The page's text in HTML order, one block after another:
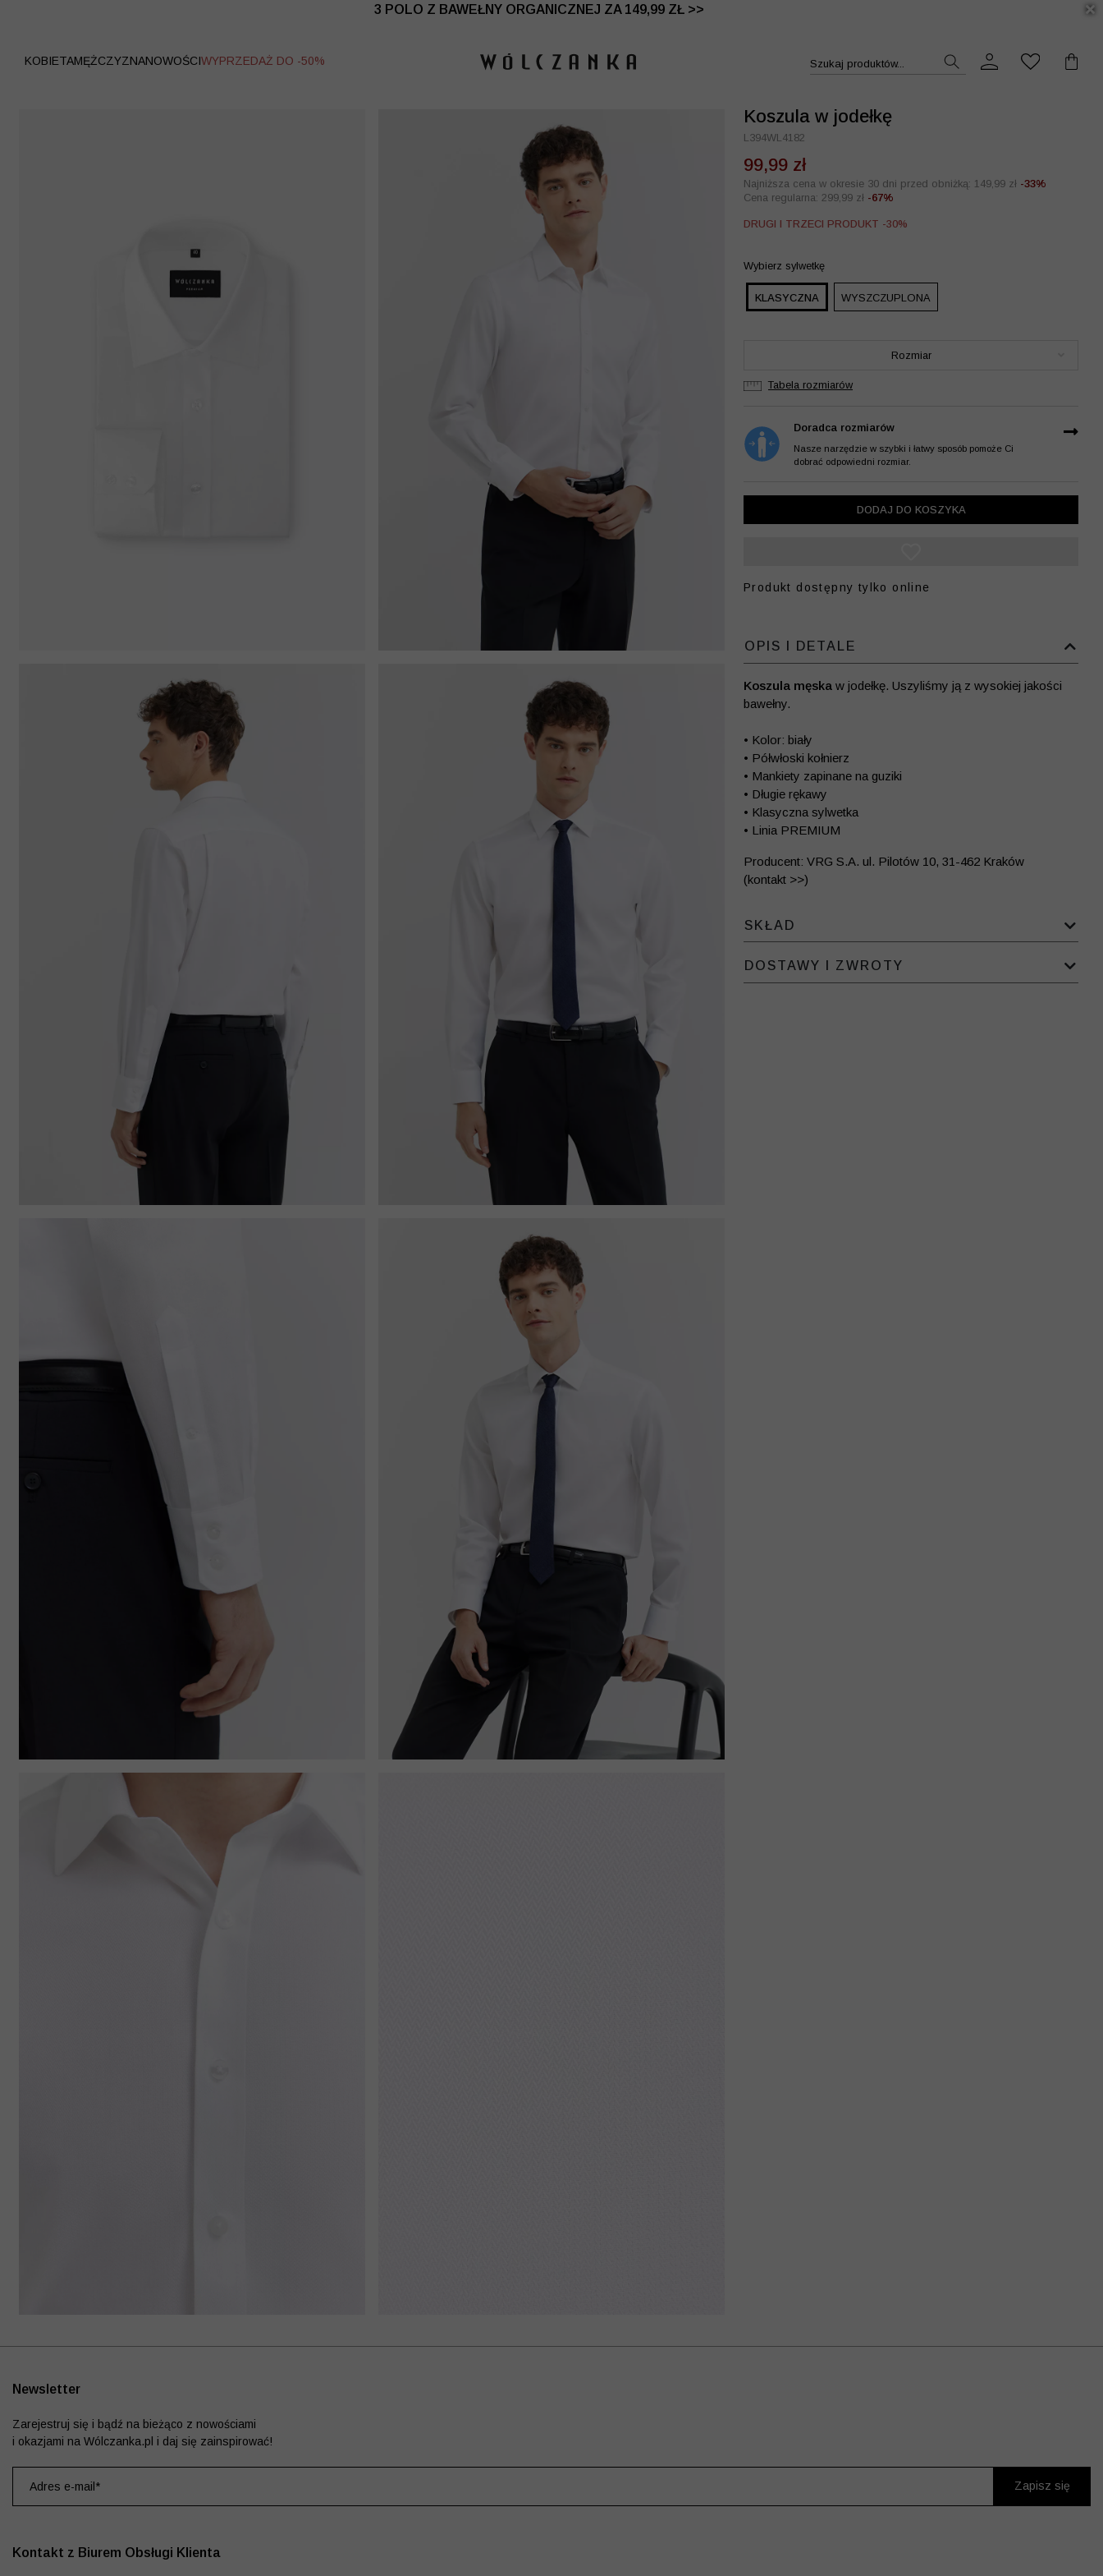
3 POLO Z BAWEŁNY ORGANICZNEJ ZA 149,99 ZŁ >>
WYPRZEDAŻ DO -50% | DODATKOWE -30% NA DRUGI I TRZECI PRODUKT >>
KOBIETAMĘŻCZYZNANOWOŚCIWYPRZEDAŻ DO -50% Szukaj produktów...
Koszula w jodełkę
L394WL4182
99,99 zł
Najniższa cena w okresie 30 dni przed obniżką: 149,99 zł -33%
Cena regularna: 299,99 zł -67%
DRUGI I TRZECI PRODUKT -30%
Wybierz sylwetkę
KLASYCZNA WYSZCZUPLONA
Rozmiar
Tabela rozmiarów
Doradca rozmiarów
Nasze narzędzie w szybki i łatwy sposób pomoże Ci
dobrać odpowiedni rozmiar.
DODAJ DO KOSZYKA
Produkt dostępny tylko online
OPIS I DETALE
Koszula męska w jodełkę. Uszyliśmy ją z wysokiej jakości
bawełny.
• Kolor: biały
• Półwłoski kołnierz
• Mankiety zapinane na guziki
• Długie rękawy
• Klasyczna sylwetka
• Linia PREMIUM
Producent: VRG S.A. ul. Pilotów 10, 31-462 Kraków
(kontakt >>)
SKŁAD
DOSTAWY I ZWROTY
Kontakt z Biurem Obsługi Klienta
Newsletter
Zarejestruj się i bądź na bieżąco z nowościami
i okazjami na Wólczanka.pl i daj się zainspirować!